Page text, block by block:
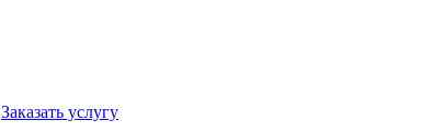
Заказать услугу